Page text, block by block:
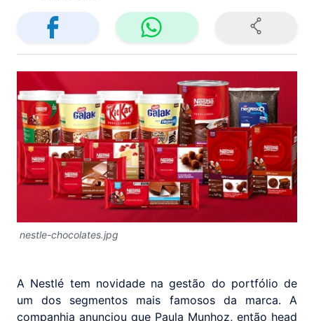
nestle-chocolates.jpg
A Nestlé tem novidade na gestão do portfólio de
um dos segmentos mais famosos da marca. A
companhia anunciou que Paula Munhoz, então head